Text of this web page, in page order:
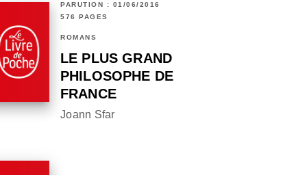
PARUTION : 01/06/2016
576 PAGES
ROMANS
LE PLUS GRAND
PHILOSOPHE DE
FRANCE
Joann Sfar